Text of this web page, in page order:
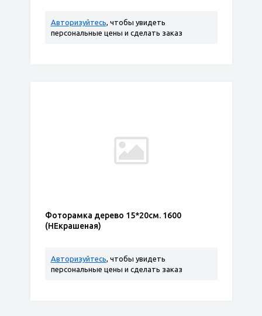
Авторизуйтесь, чтобы увидеть
персональные цены и сделать заказ
Фоторамка дерево 15*20см. 1600
(НЕкрашеная)
Авторизуйтесь, чтобы увидеть
персональные цены и сделать заказ